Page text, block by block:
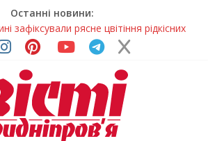
Останні новини:
зафіксували рясне цвітіння рідкісних
найсильніші яхтсмени України (фото)
і яйцем: легкий домашній рецепт
стакана під ваш напій?
на Дніпропетровщині депутата